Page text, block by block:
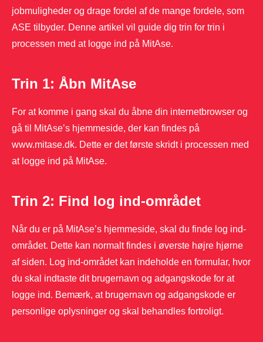
jobmuligheder og drage fordel af de mange fordele, som
ASE tilbyder. Denne artikel vil guide dig trin for trin i
processen med at logge ind på MitAse.
Trin 1: Åbn MitAse
For at komme i gang skal du åbne din internetbrowser og
gå til MitAse’s hjemmeside, der kan findes på
www.mitase.dk. Dette er det første skridt i processen med
at logge ind på MitAse.
Trin 2: Find log ind-området
Når du er på MitAse’s hjemmeside, skal du finde log ind-
området. Dette kan normalt findes i øverste højre hjørne
af siden. Log ind-området kan indeholde en formular, hvor
du skal indtaste dit brugernavn og adgangskode for at
logge ind. Bemærk, at brugernavn og adgangskode er
personlige oplysninger og skal behandles fortroligt.